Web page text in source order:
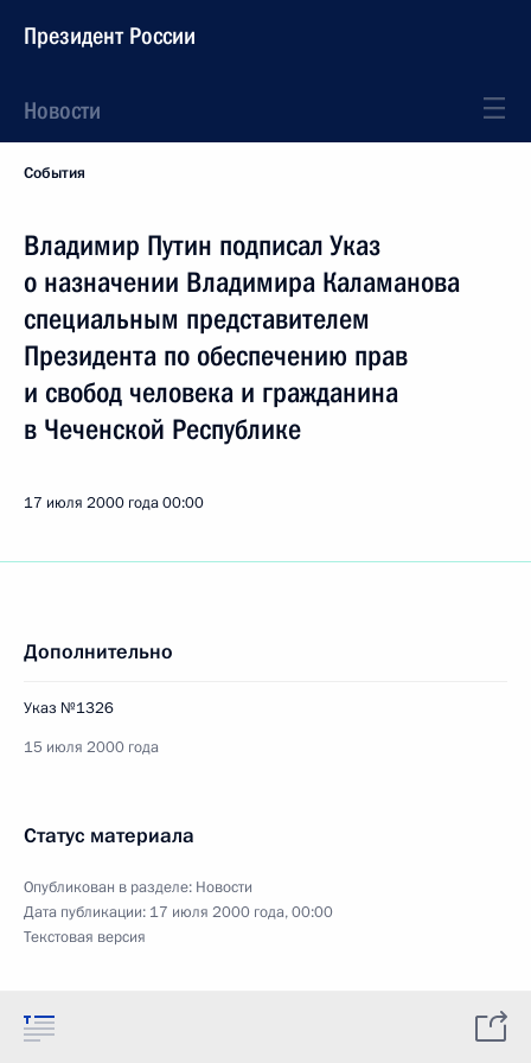
Президент России
Новости
События
Владимир Путин подписал Указ
о назначении Владимира Каламанова
специальным представителем
Президента по обеспечению прав
и свобод человека и гражданина
в Чеченской Республике
17 июля 2000 года00:00
Дополнительно
Указ №1326
15 июля 2000 года
Статус материала
Опубликован в разделе: Новости
Дата публикации: 17 июля 2000 года, 00:00
Текстовая версия